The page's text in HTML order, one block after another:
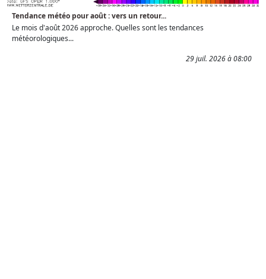
Tendance météo pour août : vers un retour...
Le mois d'août 2026 approche. Quelles sont les tendances
météorologiques...
29 juil. 2026 à 08:00